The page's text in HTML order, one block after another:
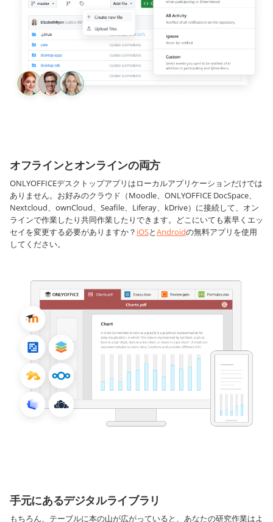
オフラインとオンラインの両方
ONLYOFFICEデスクトップアプリはローカルアプリケーションだけでは
ありません。お好みのクラウド（Moodle、ONLYOFFICE DocSpace、
Nextcloud、ownCloud、Seafile、Liferay、kDrive）に接続して、オン
ラインで作業したり共同作業したりできます。どこにいても素早くエッ
セイを変更する必要がありますか？ iOSとAndroidの無料アプリを使用
してください。
手元にあるデジタルライブラリ
もちろん、テーブルに本の山が広がっていると、あなたの研究作業はよ